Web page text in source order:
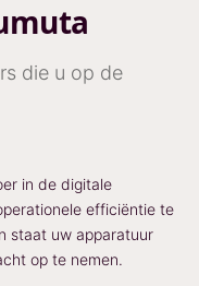
die u op de
in de digitale
efficiëntie te
staat uw apparatuur
op te nemen.